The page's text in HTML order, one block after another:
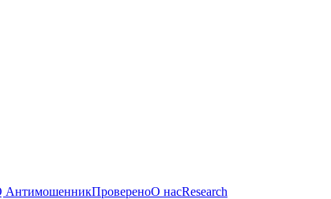
АнтимошенникПровереноО насResearch